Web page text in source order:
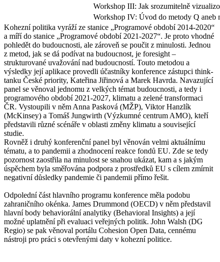
Workshop III: Jak srozumitelně
Workshop IV: Úvod do metody Q aneb
Kohezní politika vyráží ze stanice „Programové období 2014-2020“
a míří do stanice „Programové období 2021-2027“. Je proto vhodné
pohledět do budoucnosti, ale zároveň se poučit z minulosti. Jednou
z metod, jak se dá podívat na budoucnost, je foresight –
strukturované uvažování nad budoucností. Touto metodou a
výsledky její aplikace provedli účastníky konference zástupci think-
tanku České priority, Kateřina Jiřinová a Marek Havrda. Navazující
panel se věnoval jednomu z velkých témat budoucnosti, a tedy i
programového období 2021-2027, klimatu a zelené transformaci
ČR. Vystoupili v něm Anna Pasková (MŽP), Viktor Hanzlík
(McKinsey) a Tomáš Jungwirth (Výzkumné centrum AMO), kteří
představili různé scénáře v oblasti změny klimatu a související
studie.
Rovněž i druhý konferenční panel byl věnován velmi aktuálnímu
tématu, a to pandemii a zhodnocení reakce fondů EU. Zde se tedy
pozornost zaostřila na minulost se snahou ukázat, kam a s jakým
úspěchem byla směřována podpora z prostředků EU s cílem zmírnit
negativní důsledky pandemie či pandemii přímo řešit.
Odpolední část hlavního programu konference měla podobu
zahraničního okénka. James Drummond (OECD) v něm představil
hlavní body behaviorální analytiky (Behavioral Insights) a její
možné uplatnění při evaluaci veřejných politik. John Walsh (DG
Regio) se pak věnoval portálu Cohesion Open Data, cennému
nástroji pro práci s otevřenými daty v kohezní politice.